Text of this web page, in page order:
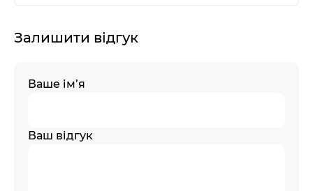
Залишити відгук
Ваше ім’я
Ваш відгук